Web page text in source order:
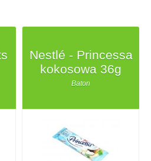
Nestlé - Princessa
kokosowa 36g
Baton